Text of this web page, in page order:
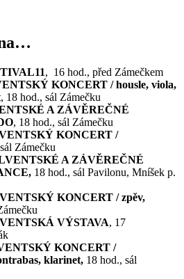
, 16 hod., před Zámečkem
KONCERT / housle, viola,
, 18 hod., sál Zámečku
A ZÁVĚREČNÉ
, 18 hod., sál Zámečku
KONCERT /
Zámečku
A ZÁVĚREČNÉ
18 hod., sál Pavilonu, Mníšek p.
KONCERT / zpěv,
VÝSTAVA, 17
KONCERT /
klarinet, 18 hod., sál